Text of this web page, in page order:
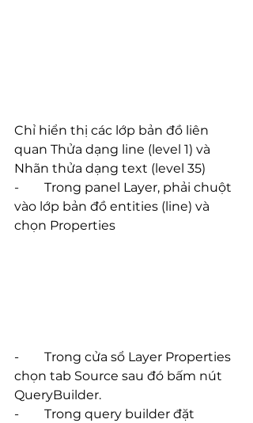
Chỉ hiển thị các lớp bản đồ liên
quan Thửa dạng line (level 1) và
Nhãn thửa dạng text (level 35)
-        Trong panel Layer, phải chuột
vào lớp bản đồ entities (line) và
chọn Properties
-        Trong cửa sổ Layer Properties
chọn tab Source sau đó bấm nút
QueryBuilder.
-        Trong query builder đặt